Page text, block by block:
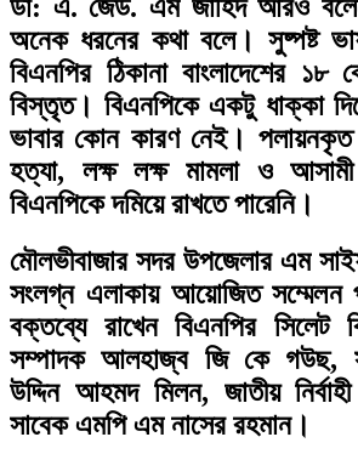
ডা: এ. জেড. এম জাহিদ আরও
অনেক ধরনের কথা বলে। সুষ্পষ্ট
বিএনপির ঠিকানা বাংলাদেশের ১৮
বিস্তৃত। বিএনপিকে একটু ধাক্কা
ভাবার কোন কারণ নেই। পলায়নকৃত
হত্যা, লক্ষ লক্ষ মামলা ও
বিএনপিকে দমিয়ে রাখতে পারেনি।
মৌলভীবাজার সদর উপজেলার এম
সংলগ্ন এলাকায় আয়োজিত সম্মেলন
বক্তব্যে রাখেন বিএনপির সিলেট
সম্পাদক আলহাজ্ব জি কে গউছ,
উদ্দিন আহমদ মিলন, জাতীয়
সাবেক এমপি এম নাসের রহমান।